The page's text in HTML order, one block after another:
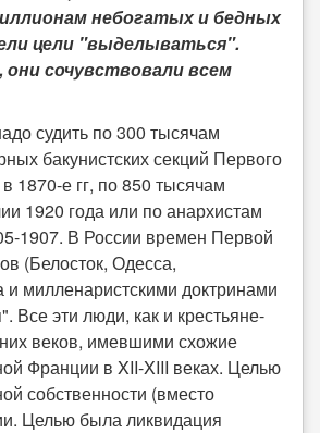
небогатых и бедных
цели "выделываться".
сочувствовали всем
судить по 300 тысячам
бакунистских секций Первого
1870-е гг, по 850 тысячам
1920 года или по анархистам
1907. В России времен Первой
(Белосток, Одесса,
милленаристскими доктринами
Все эти люди, как и крестьяне-
веков, имевшими схожие
Франции в XII-XIII веках. Целью
собственности (вместо
Целью была ликвидация